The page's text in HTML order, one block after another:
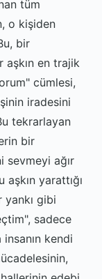
tüm
o kişiden
bir
aşkın en trajik
cümlesi,
iradesini
tekrarlayan
bir
sevmeyi ağır
yarattığı
yankı gibi
sadece
insanın kendi